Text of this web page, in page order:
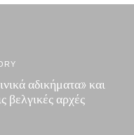
αδικήματα» και
βελγικές αρχές